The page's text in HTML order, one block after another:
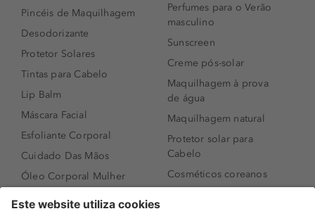
Pincéis de Maquilhagem
Desodorizante
Protetor Solares
Tintas para Cabelo
Lip Balm
Máscara Facial
Esfoliante Corporal
Cuidado Das Mãos
Óleo Corporal Mulher
Perfumes para o Verão
masculino
Sunscreen
Creme pós-solar
Maquilhagem à prova
de água
Maquilhagem natural
Protetor solar para
Cabelo
Cosméticos coreanos